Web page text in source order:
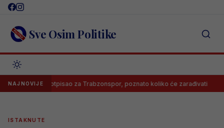
Skip
content Sve Osim Politike
NAJNOVIJE
Salah potpisao za Trabzonspor, poznato koliko će zarađivati
ISTAKNUTE